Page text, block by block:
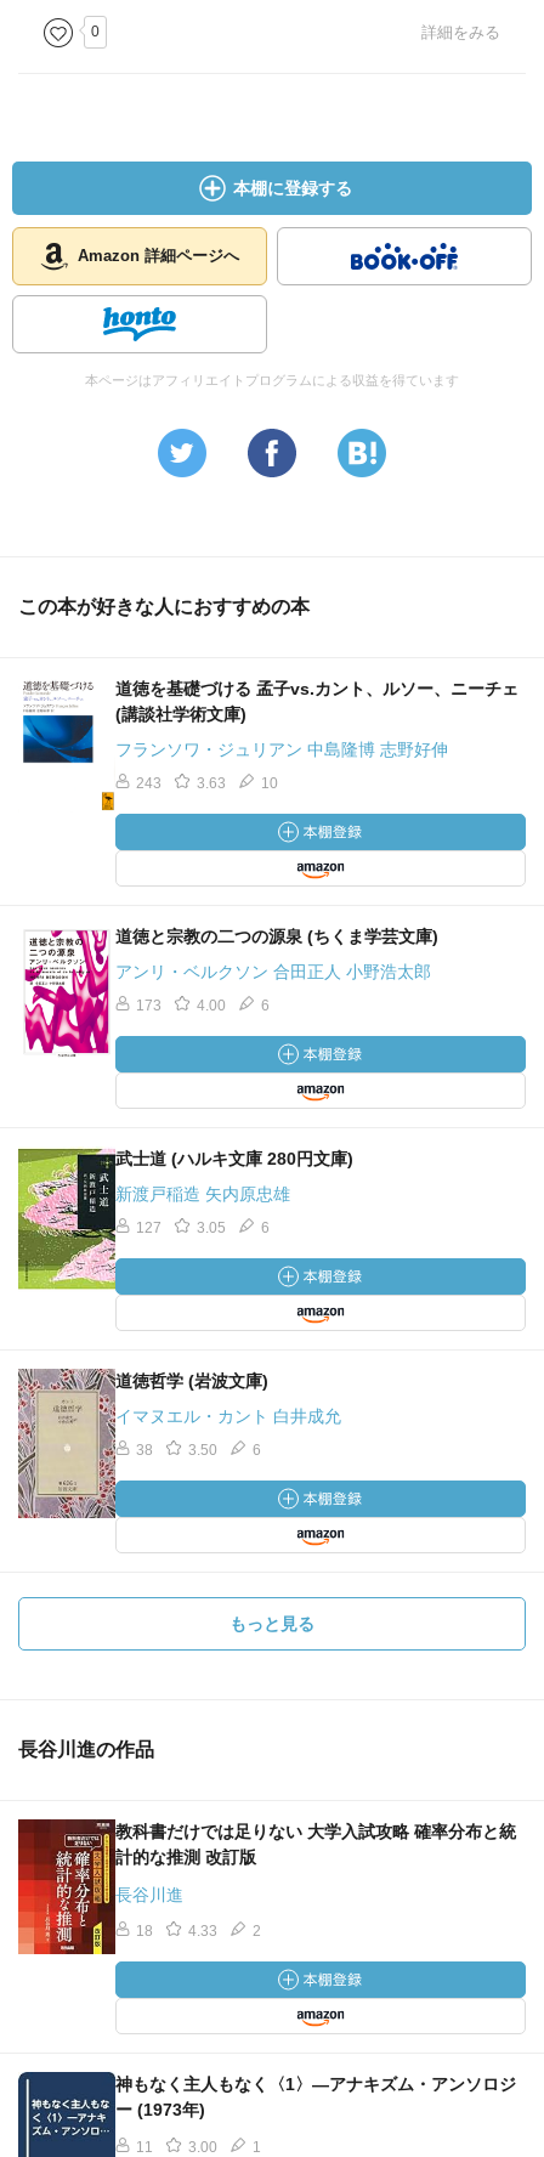
ギュイヨーがこのような手法を採ったのは、時代背景も大
きく関連するように思えます。
0 詳細をみる
本棚に登録する
Amazon 詳細ページへ
本ページはアフィリエイトプログラムによる収益を得ています
この本が好きな人におすすめの本
道徳を基礎づける 孟子vs.カント、ルソー、ニーチェ
(講談社学術文庫)
フランソワ・ジュリアン 中島隆博 志野好伸
243 3.63 10
道徳と宗教の二つの源泉 (ちくま学芸文庫)
アンリ・ベルクソン 合田正人 小野浩太郎
173 4.00 6
武士道 (ハルキ文庫 280円文庫)
新渡戸稲造 矢内原忠雄
127 3.05 6
道徳哲学 (岩波文庫)
イマヌエル・カント 白井成允
38 3.50 6
もっと見る
長谷川進の作品
教科書だけでは足りない 大学入試攻略 確率分布と統
計的な推測 改訂版
長谷川進
18 4.33 2
神もなく主人もなく〈1〉―アナキズム・アンソロジ
ー (1973年)
11 3.00 1